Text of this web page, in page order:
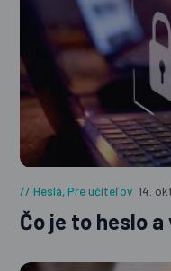
Heslá,Pre učiteľov 14.
Čo je to heslo